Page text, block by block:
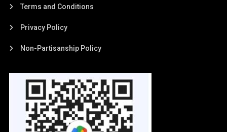
Terms and Conditions
Privacy Policy
Non-Partisanship Policy